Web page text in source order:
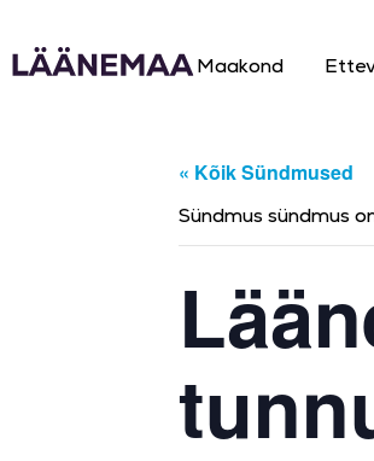
Maakond
« Kõik Sündmused
Sündmus sündmus